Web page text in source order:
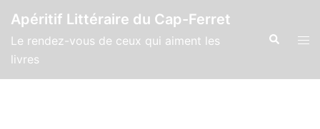
Apéritif Littéraire du Cap-Ferret
Le rendez-vous de ceux qui aiment les
livres